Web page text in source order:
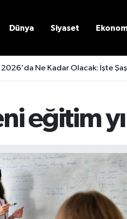
Dünya Siyaset
Ne Kadar Olacak: İşte
eğitim